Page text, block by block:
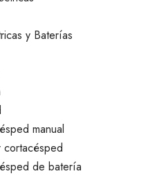
y Baterías
manual
cortacésped
de batería